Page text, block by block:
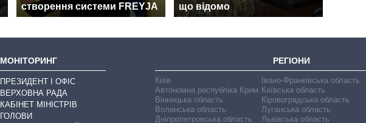
створення системи FREYJA
що відомо
МОНІТОРИНГ
ПРЕЗИДЕНТ І ОФІС
ВЕРХОВНА РАДА
КАБІНЕТ МІНІСТРІВ
ГОЛОВИ
РЕГІОНИ
Київ
Автономна республіка Крим
Вінницька область
Волинська область
Дніпропетровська область
Івано-Франківська область
Київська область
Кіровоградська область
Луганська область
Львівська область